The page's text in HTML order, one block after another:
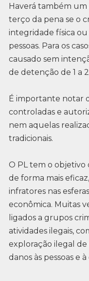
Haverá também
terço da pena se o
integridade física
pessoas. Para os
causado sem
de detenção de 1 a
É importante notar
controladas e
nem aquelas
tradicionais.
O PL tem o objetivo
de forma mais
infratores nas
econômica. Muitas
ligados a grupos
atividades ilegais,
exploração ilegal de
danos às pessoas e